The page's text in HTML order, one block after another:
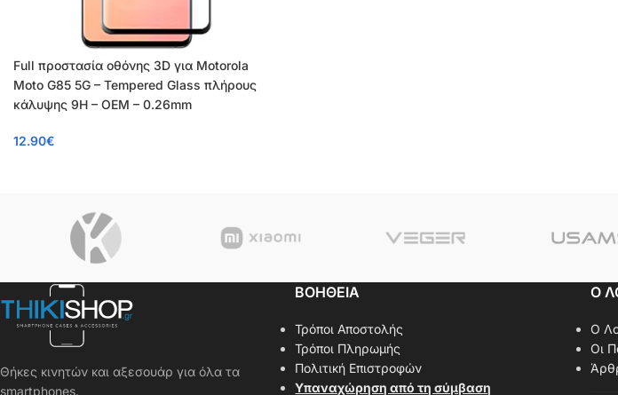
Full προστασία οθόνης 3D για Motorola
Moto G85 5G – Tempered Glass πλήρους
κάλυψης 9H – OEM – 0.26mm
12.90€
Θήκες κινητών και αξεσουάρ για όλα τα
smartphones.
ΒΟΗΘΕΙΑ
Τρόποι Αποστολής
Τρόποι Πληρωμής
Πολιτική Επιστροφών
Υπαναχώρηση από τη σύμβαση
Ο
Ο
Οι